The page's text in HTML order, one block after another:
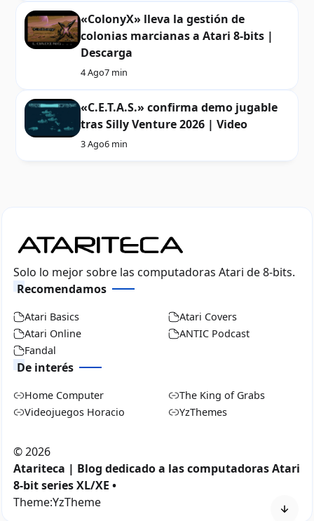
«ColonyX» lleva la gestión de
colonias marcianas a Atari 8-bits |
Descarga
4 Ago7 min
«C.E.T.A.S.» confirma demo jugable
tras Silly Venture 2026 | Video
3 Ago6 min
Solo lo mejor sobre las computadoras Atari de 8-bits.
Recomendamos
Atari Basics
Atari Covers
Atari Online
ANTIC Podcast
Fandal
De interés
Home Computer
The King of Grabs
Videojuegos Horacio
YzThemes
©2026
Atariteca | Blog dedicado a las computadoras Atari
8-bit series XL/XE •
Theme:YzTheme